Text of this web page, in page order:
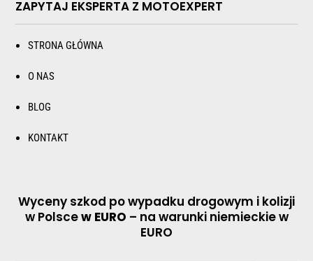
ZAPYTAJ EKSPERTA Z MOTOEXPERT
STRONA GŁÓWNA
O NAS
BLOG
KONTAKT
Wyceny szkod po wypadku drogowym i kolizji
w Polscew EURO – na warunki niemieckie w
EURO